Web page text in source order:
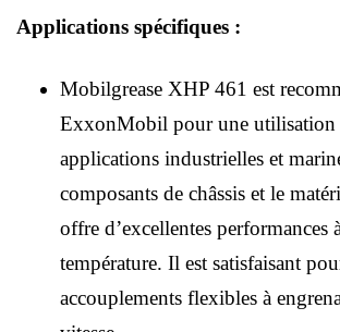
Applications spécifiques :
Mobilgrease XHP 461 est
ExxonMobil pour une utilisation
applications industrielles et
composants de châssis et le
offre d’excellentes performances
température. Il est satisfaisant
accouplements flexibles à